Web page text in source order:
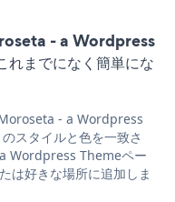
- a Wordpress
までになく簡単にな
- a Wordpress
スタイルと色を一致さ
Wordpress Themeペー
は好きな場所に追加しま